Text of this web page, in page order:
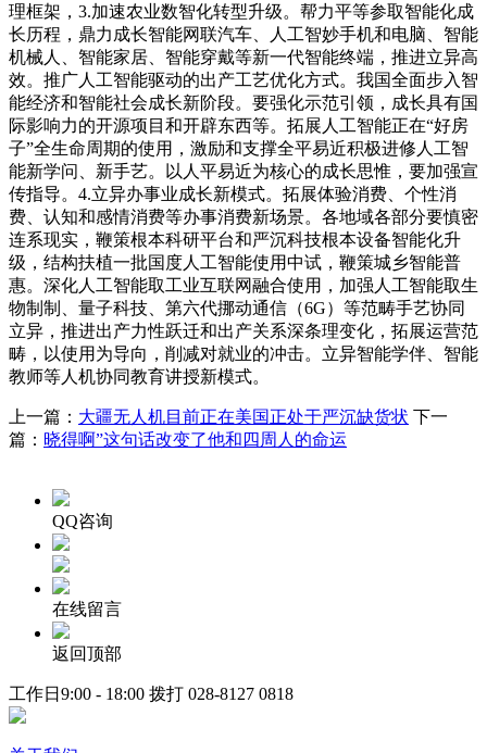
理框架，3.加速农业数智化转型升级。帮力平等参取智能化成
长历程，鼎力成长智能网联汽车、人工智妙手机和电脑、智能
机械人、智能家居、智能穿戴等新一代智能终端，推进立异高
效。推广人工智能驱动的出产工艺优化方式。我国全面步入智
能经济和智能社会成长新阶段。要强化示范引领，成长具有国
际影响力的开源项目和开辟东西等。拓展人工智能正在“好房
子”全生命周期的使用，激励和支撑全平易近积极进修人工智
能新学问、新手艺。以人平易近为核心的成长思惟，要加强宣
传指导。4.立异办事业成长新模式。拓展体验消费、个性消
费、认知和感情消费等办事消费新场景。各地域各部分要慎密
连系现实，鞭策根本科研平台和严沉科技根本设备智能化升
级，结构扶植一批国度人工智能使用中试，鞭策城乡智能普
惠。深化人工智能取工业互联网融合使用，加强人工智能取生
物制制、量子科技、第六代挪动通信（6G）等范畴手艺协同
立异，推进出产力性跃迁和出产关系深条理变化，拓展运营范
畴，以使用为导向，削减对就业的冲击。立异智能学伴、智能
教师等人机协同教育讲授新模式。
上一篇： 大疆无人机目前正在美国正处于严沉缺货状 下一
篇： 晓得啊”这句话改变了他和四周人的命运
QQ咨询
在线留言
返回顶部
工作日9:00 - 18:00 拨打 028-8127 0818